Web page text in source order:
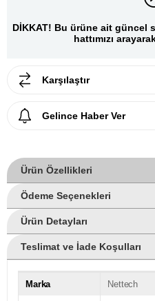
DİKKAT! Bu ürüne ait güncel
hattımızı
Karşılaştır
Gelince Haber Ver
Ürün Özellikleri
Ödeme Seçenekleri
Ürün Detayları
Teslimat ve İade Koşulları
Marka Nettech